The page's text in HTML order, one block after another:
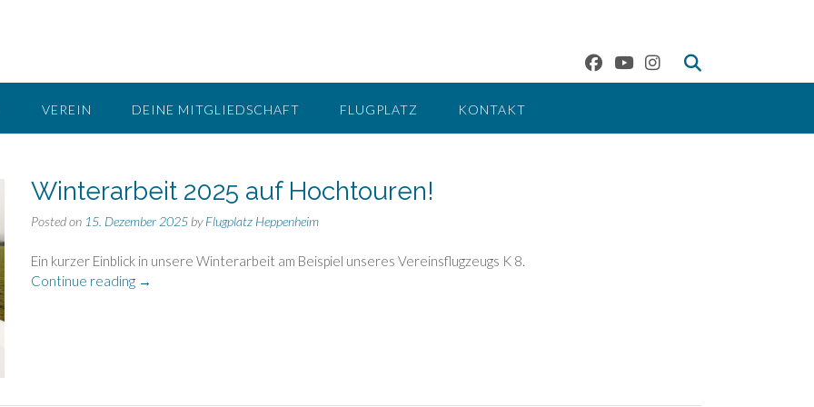
VEREIN DEINE MITGLIEDSCHAFT FLUGPLATZ KONTAKT
Winterarbeit 2025 auf Hochtouren!
Posted on 15. Dezember 2025 byFlugplatz Heppenheim
Ein kurzer Einblick in unsere Winterarbeit am Beispiel unseres Vereinsflugzeugs K 8.
Continue reading „Winterarbeit
→